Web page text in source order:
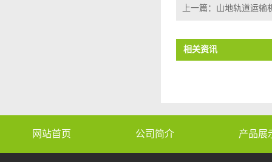
上一篇： 山地轨道运输
相关资讯
网站首页 公司简介 产品展